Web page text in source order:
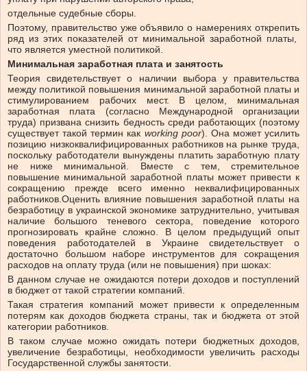
отдельные судебные сборы.
Поэтому, правительство уже объявило о намерениях открепить
ряд из этих показателей от минимальной заработной платы,
что является уместной политикой.
Минимальная заработная плата и занятость
Теория свидетельствует о наличии выбора у правительства
между политикой повышения минимальной заработной платы и
стимулированием рабочих мест. В целом, минимальная
заработная плата (согласно Международной организации
труда) призвана снизить бедность среди работающих (поэтому
существует такой термин как working poor). Она может усилить
позицию низкоквалифицированных работников на рынке труда,
поскольку работодатели вынуждены платить заработную плату
не ниже минимальной. Вместе с тем, стремительное
повышение минимальной заработной платы может привести к
сокращению прежде всего именно неквалифицированных
работников.Оценить влияние повышения заработной платы на
безработицу в украинской экономике затруднительно, учитывая
наличие большого теневого сектора, поведение которого
прогнозировать крайне сложно. В целом предыдущий опыт
поведения работодателей в Украине свидетельствует о
достаточно большом наборе инструментов для сокращения
расходов на оплату труда (или не повышения) при шоках:
В данном случае не ожидаются потери доходов и поступлений
в бюджет от такой стратегии компаний.
Такая стратегия компаний может привести к определенным
потерям как доходов бюджета страны, так и бюджета от этой
категории работников.
В таком случае можно ожидать потери бюджетных доходов,
увеличение безработицы, необходимости увеличить расходы
Государственной службы занятости.